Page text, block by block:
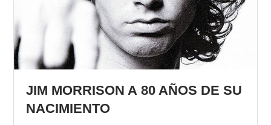
JIM MORRISON A 80 AÑOS DE SU
NACIMIENTO